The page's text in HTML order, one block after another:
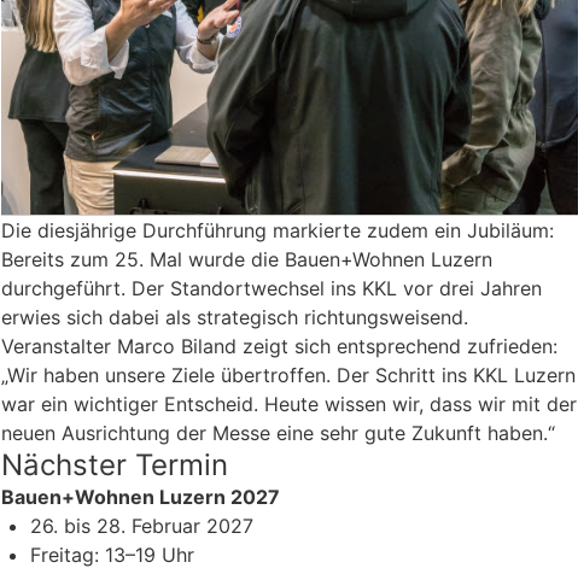
Die diesjährige Durchführung markierte zudem ein Jubiläum:
Bereits zum 25. Mal wurde die Bauen+Wohnen Luzern
durchgeführt. Der Standortwechsel ins KKL vor drei Jahren
erwies sich dabei als strategisch richtungsweisend.
Veranstalter Marco Biland zeigt sich entsprechend zufrieden:
„Wir haben unsere Ziele übertroffen. Der Schritt ins KKL Luzern
war ein wichtiger Entscheid. Heute wissen wir, dass wir mit der
neuen Ausrichtung der Messe eine sehr gute Zukunft haben.“
Nächster Termin
Bauen+Wohnen Luzern 2027
26. bis 28. Februar 2027
Freitag: 13–19 Uhr